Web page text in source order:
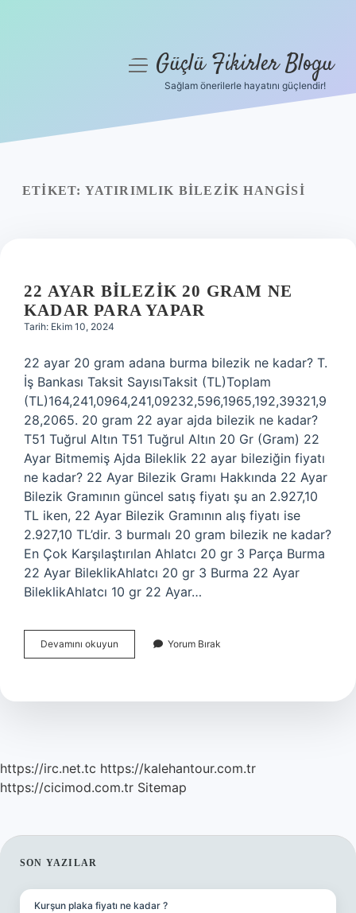
Yasal Uyarı
menüyüGüçlü Fikirler Blogu
Sağlam önerilerle hayatını güçlendir!
ETIKET: YATIRIMLIK BILEZIK HANGISI
22 AYAR BILEZIK 20 GRAM NE
KADAR PARA YAPAR
Tarih: Ekim 10, 2024
22 ayar 20 gram adana burma bilezik ne kadar? T.
İş Bankası Taksit SayısıTaksit (TL)Toplam
(TL)164,241,0964,241,09232,596,1965,192,39321,9
28,2065. 20 gram 22 ayar ajda bilezik ne kadar?
T51 Tuğrul Altın T51 Tuğrul Altın 20 Gr (Gram) 22
Ayar Bitmemiş Ajda Bileklik 22 ayar bileziğin fiyatı
ne kadar? 22 Ayar Bilezik Gramı Hakkında 22 Ayar
Bilezik Gramının güncel satış fiyatı şu an 2.927,10
TL iken, 22 Ayar Bilezik Gramının alış fiyatı ise
2.927,10 TL’dir. 3 burmalı 20 gram bilezik ne kadar?
En Çok Karşılaştırılan Ahlatcı 20 gr 3 Parça Burma
22 Ayar BileklikAhlatcı 20 gr 3 Burma 22 Ayar
BileklikAhlatcı 10 gr 22 Ayar…
Devamını okuyun
Ayar
Gram
Yorum Bırak
https://irc.net.tc https://kalehantour.com.tr
https://cicimod.com.tr Sitemap
SIDEBAR
SON YAZILAR
Kurşun plaka fiyatı ne kadar ?